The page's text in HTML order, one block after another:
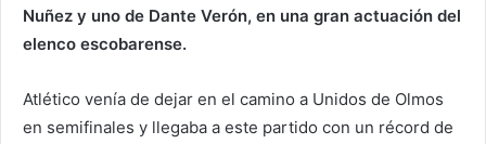
Nuñez y uno de Dante Verón, en una gran actuación del
elenco escobarense.
Atlético venía de dejar en el camino a Unidos de Olmos
en semifinales y llegaba a este partido con un récord de